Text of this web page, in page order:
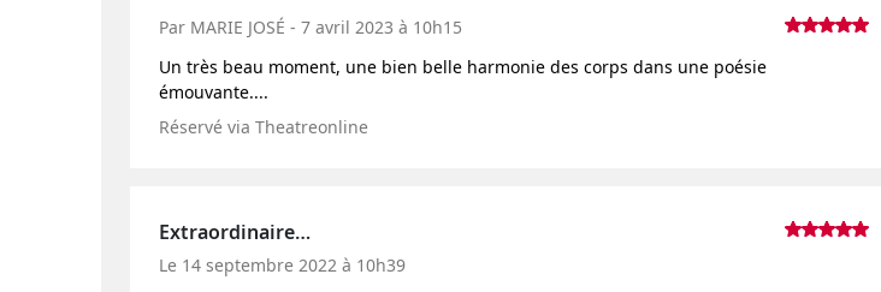
Par MARIE JOSÉ - 7 avril 2023 à 10h15
Un très beau moment, une bien belle harmonie des corps dans une poésie
émouvante....
Réservé via Theatreonline
Extraordinaire…
Le 14 septembre 2022 à 10h39